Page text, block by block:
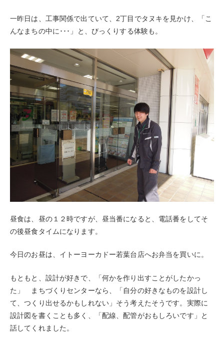
一昨日は、工事関係で出ていて、2丁目でタヌキを見かけ、「こ
んなまちの中に･･･」と、びっくりする体験も。
昼食は、昼の１２時ですが、昼当番になると、電話番をしてそ
の後昼食タイムになります。
今日のお昼は、イトーヨーカドー若葉台店へお弁当を買いに。
もともと、設計が好きで、「何かを作り出すことがしたかっ
た」 まちづくりセンターなら、「自分の好きなものを設計し
て、つくり出せるかもしれない」そう考えたそうです。実際に
設計図を書くことも多く、「配線、配管がおもしろいです」と
話してくれました。